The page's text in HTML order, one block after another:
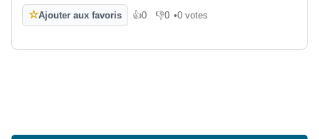
☆Ajouter aux favoris 👍0
J'aime👎0
Je n'aime pas
•0 votes